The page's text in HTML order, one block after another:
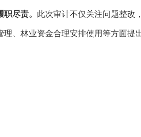
尽责。 此次审计不仅关注问题整改
理、林业资金合理安排使用等方面